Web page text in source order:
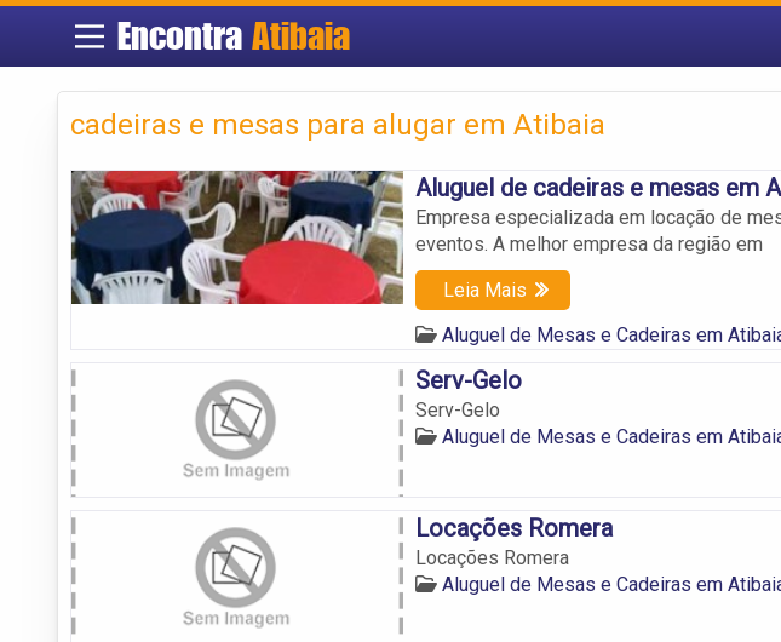
EncontraAtibaia
cadeiras e mesas para alugar em Atibaia
Aluguel de cadeiras e mesas em
Empresa especializada em locação de
eventos. A melhor empresa da região em
Leia Mais
Aluguel de Mesas e Cadeiras em
Serv-Gelo
Serv-Gelo
Aluguel de Mesas e Cadeiras em
Locações Romera
Locações Romera
Aluguel de Mesas e Cadeiras em